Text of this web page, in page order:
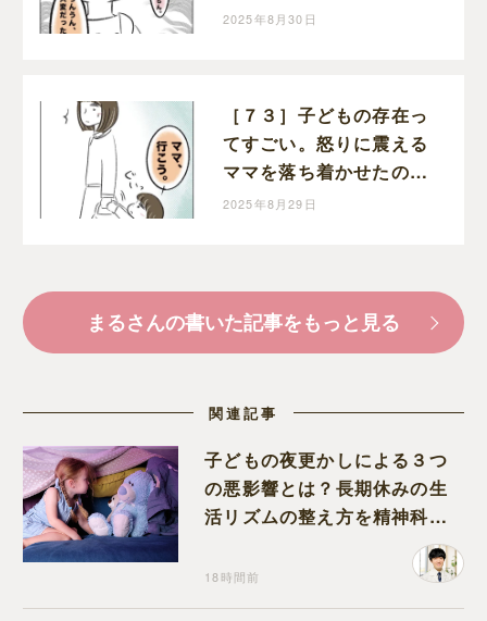
できない。執着ママにロ
2025年8月30日
［７３］子どもの存在っ
てすごい。怒りに震える
ママを落ち着かせたのは
幼い娘。執着ママにロッ
2025年8月29日
まるさんの書いた記事をもっと見る
関連記事
子どもの夜更かしによる３つ
の悪影響とは？長期休みの生
活リズムの整え方を精神科医
18時間前